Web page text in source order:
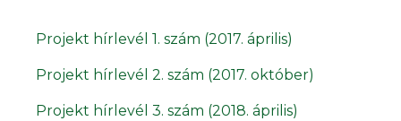
Projekt hírlevél 1. szám (2017. április)
Projekt hírlevél 2. szám (2017. október)
Projekt hírlevél 3. szám (2018. április)